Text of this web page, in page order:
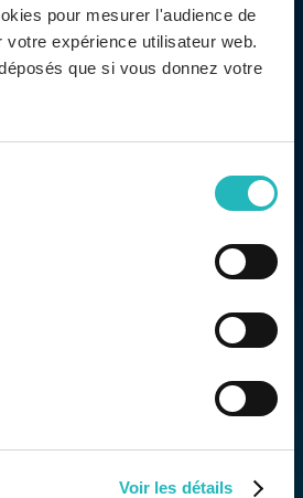
pour mesurer l'audience de
votre expérience utilisateur web.
que si vous donnez votre
Voir les détails
to the use of my email to
for communication
more information, please
Policies.